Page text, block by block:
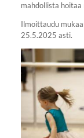
mahdollista hoitaa
Ilmoittaudu
25.5.2025 asti.